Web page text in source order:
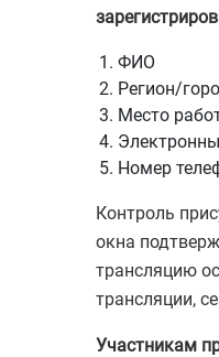
ФИО
Регион/
Место
Номер
Контроль
окна
трансляцию
трансляции,
Участникам